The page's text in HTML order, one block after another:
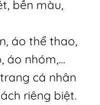
bền màu,
áo thể thao,
áo nhóm,…
cá nhân
riêng biệt.